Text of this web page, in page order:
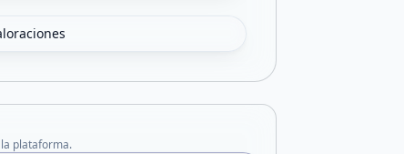
plataforma.